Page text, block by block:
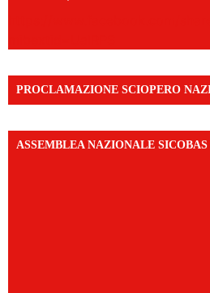
PROCLAMAZIONE SCIOPERO
ASSEMBLEA NAZIONALE